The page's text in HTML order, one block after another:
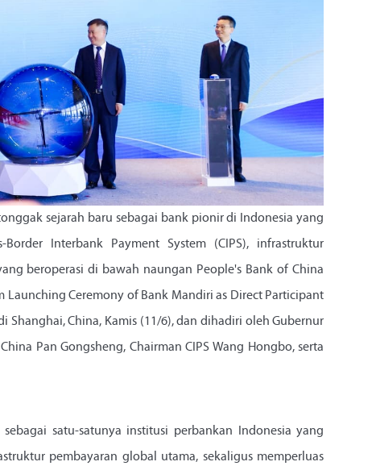
sejarah baru sebagai bank pionir di Indonesia yang
Interbank Payment System (CIPS), infrastruktur
beroperasi di bawah naungan People's Bank of China
Launching Ceremony of Bank Mandiri as Direct Participant
Shanghai, China, Kamis (11/6), dan dihadiri oleh Gubernur
Pan Gongsheng, Chairman CIPS Wang Hongbo, serta
satu-satunya institusi perbankan Indonesia yang
pembayaran global utama, sekaligus memperluas